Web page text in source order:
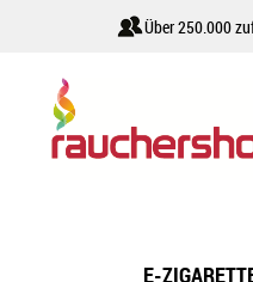
Über 250.000
E-